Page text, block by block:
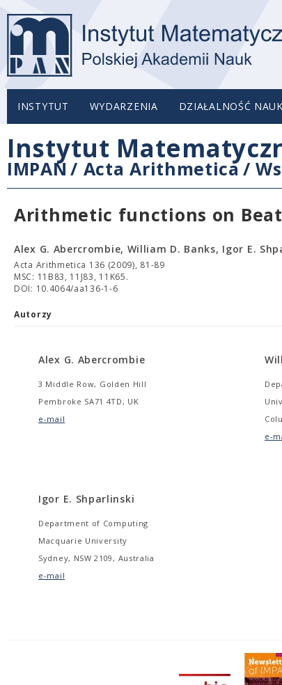
INSTYTUT WYDARZENIA DZIAŁALNOŚĆ
Instytut
IMPAN / Acta Arithmetica/
Arithmetic functions on
Alex G. Abercrombie, William D. Banks, Igor E.
Acta Arithmetica 136 (2009), 81-89
MSC: 11B83, 11J83, 11K65.
DOI: 10.4064/aa136-1-6
Autorzy
Alex G. Abercrombie
3 Middle Row, Golden Hill
Pembroke SA71 4TD, UK
e-mail
e-
Igor E. Shparlinski
Department of Computing
Macquarie University
Sydney, NSW 2109, Australia
e-mail